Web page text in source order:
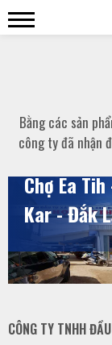
Bằng các sản
công ty đã nhận
Chợ Ea Tih
Kar - Đắk
CÔNG TY TNHH